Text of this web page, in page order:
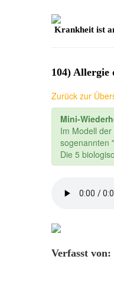
Krankheit ist
104) Allergie
Zurück zur
Mini-
Im Modell
sogenannten
Die 5
Verfasst